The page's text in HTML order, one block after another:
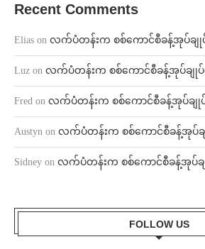
Recent Comments
Elias on လက်ပံတန်းက စစ်ကောင်စီခန့်အုပ်ချု
Luz on လက်ပံတန်းက စစ်ကောင်စီခန့်အုပ်ချုပ်
Fred on လက်ပံတန်းက စစ်ကောင်စီခန့်အုပ်ချု
Austyn on လက်ပံတန်းက စစ်ကောင်စီခန့်အုပ်ခ
Sidney on လက်ပံတန်းက စစ်ကောင်စီခန့်အုပ်ခ
FOLLOW US